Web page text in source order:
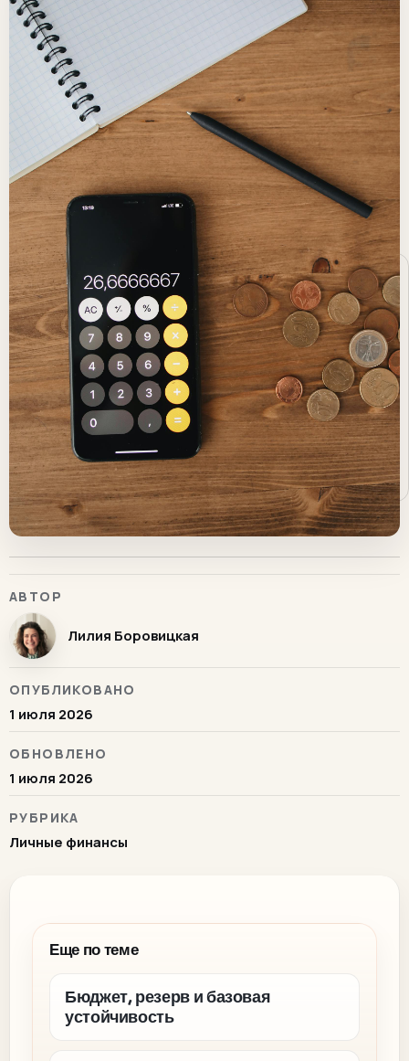
АВТОР
Лилия Боровицкая
ОПУБЛИКОВАНО
1 июля 2026
ОБНОВЛЕНО
1 июля 2026
РУБРИКА
Личные финансы
Еще по теме
Бюджет, резерв и базовая
устойчивость